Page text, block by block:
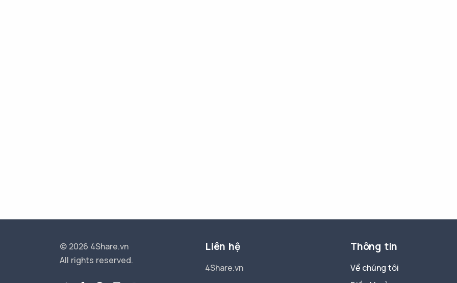
© 2026 4Share.vn
All rights reserved.
Liên hệ
4Share.vn
Thông tin
Về chúng tôi